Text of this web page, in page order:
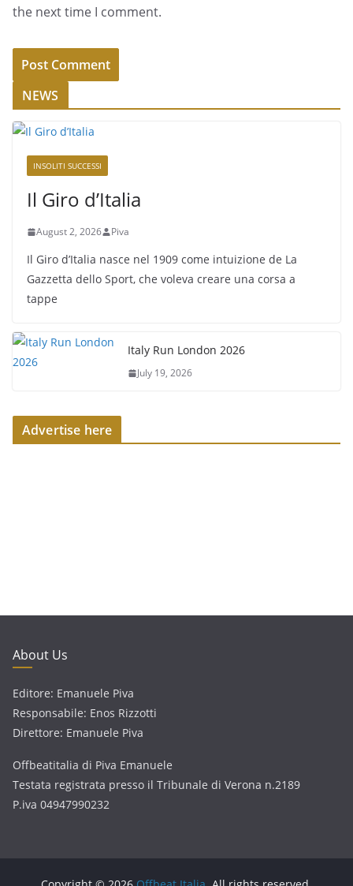
the next time I comment.
NEWS
INSOLITI SUCCESSI
Il Giro d’Italia
August 2, 2026 Piva
Il Giro d’Italia nasce nel 1909 come intuizione de La
Gazzetta dello Sport, che voleva creare una corsa a
tappe
Italy Run London 2026
July 19, 2026
Advertise here
About Us
Editore: Emanuele Piva
Responsabile: Enos Rizzotti
Direttore: Emanuele Piva
Offbeatitalia di Piva Emanuele
Testata registrata presso il Tribunale di Verona n.2189
P.iva 04947990232